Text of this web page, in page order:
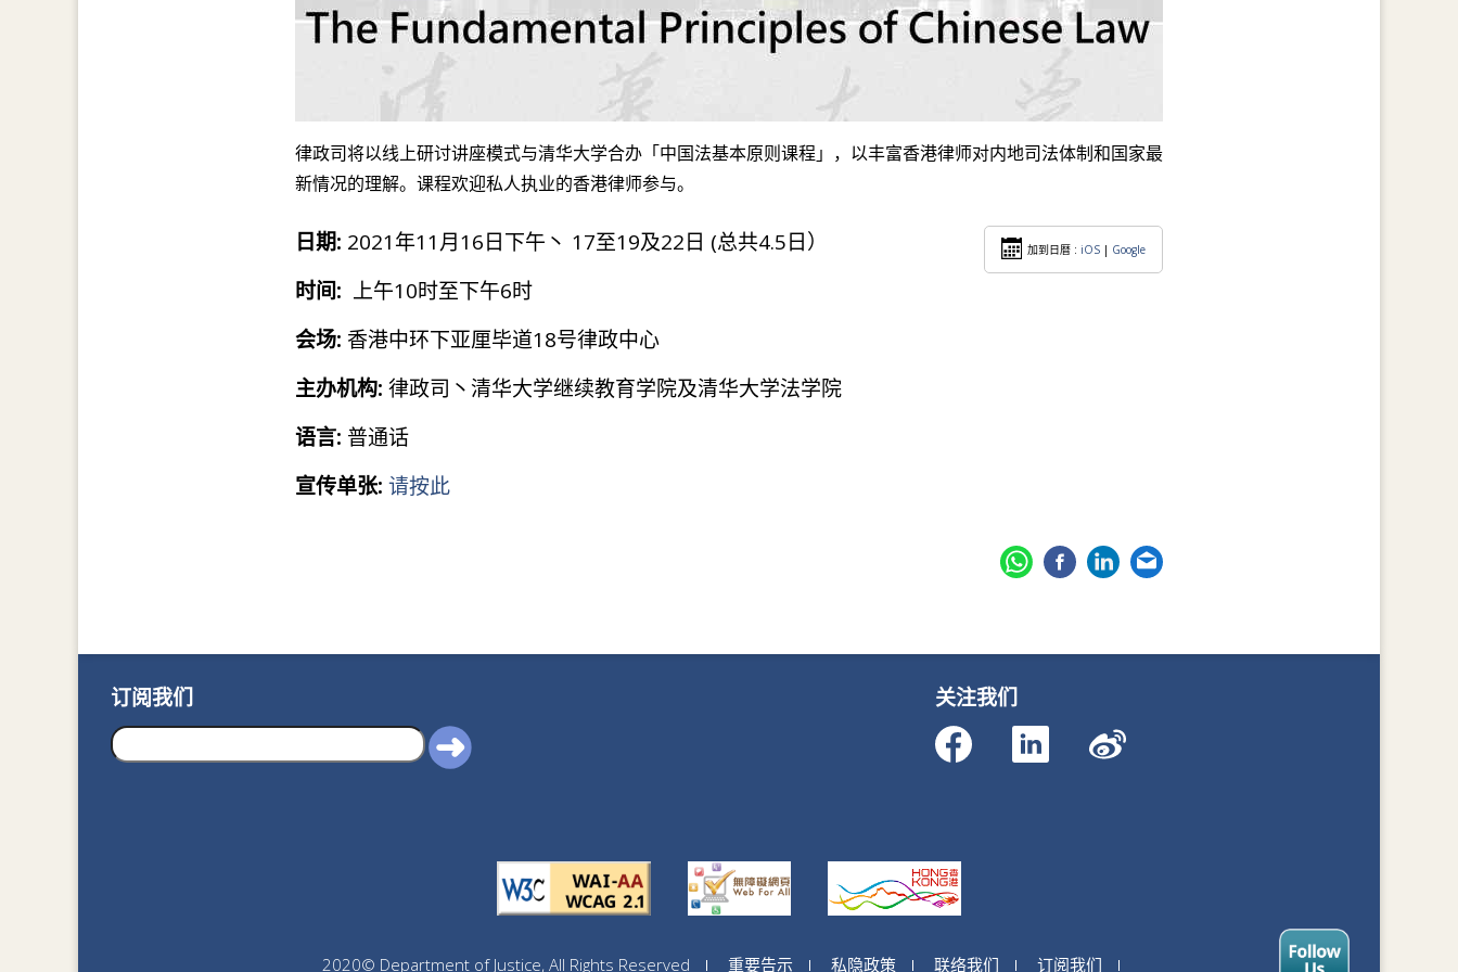
律政司将以线上研讨讲座模式与清华大学合办「中国法基本原则课程」，以丰富香港律师对内地司法体制和国家最
新情况的理解。课程欢迎私人执业的香港律师参与。
日期: 2021年11月16日下午丶 17至19及22日 (总共4.5日）
时间: 上午10时至下午6时
会场: 香港中环下亚厘毕道18号律政中心
主办机构: 律政司丶清华大学继续教育学院及清华大学法学院
语言: 普通话
宣传单张: 请按此
加到日暦 : iOS | Google
订阅我们 关注我们
2020© Department of Justice, All Rights Reserved 重要告示 私隐政策 联络我们 订阅我们